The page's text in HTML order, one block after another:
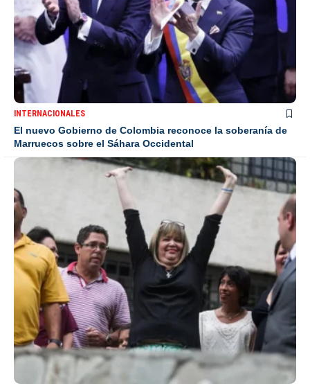
INTERNACIONALES
El nuevo Gobierno de Colombia reconoce la soberanía de
Marruecos sobre el Sáhara Occidental